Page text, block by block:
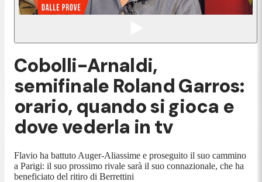
Cobolli-Arnaldi,
semifinale Roland Garros:
orario, quando si gioca e
dove vederla in tv
Flavio ha battuto Auger-Aliassime e proseguito il suo cammino
a Parigi: il suo prossimo rivale sarà il suo connazionale, che ha
beneficiato del ritiro di Berrettini